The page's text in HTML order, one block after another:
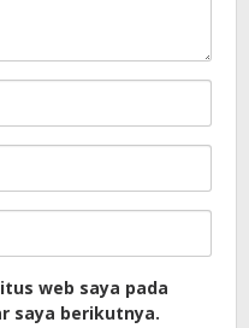
web saya pada
saya berikutnya.